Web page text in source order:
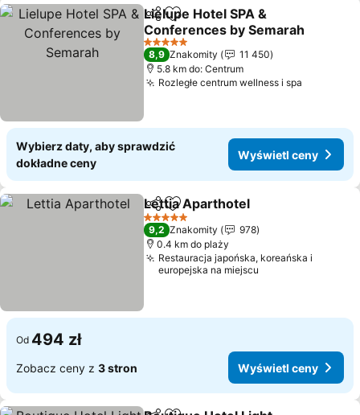
Udostępnij
Dodaj do ulubionych
Lielupe Hotel SPA &
Conferences by Semarah
Wyświetl ceny
5 Kategoria
8,9 Znakomity
11 450
5.8 km do: Centrum
Rozległe centrum wellness i spa
Wybierz daty, aby sprawdzić
dokładne ceny
Wyświetl ceny
Udostępnij
Dodaj do ulubionych
Lettia Aparthotel
5 Kategoria
9,2 Znakomity
978
0.4 km do plaży
Restauracja japońska, koreańska i
europejska na miejscu
Od 494 zł
Zobacz ceny z 3 stron Wyświetl ceny